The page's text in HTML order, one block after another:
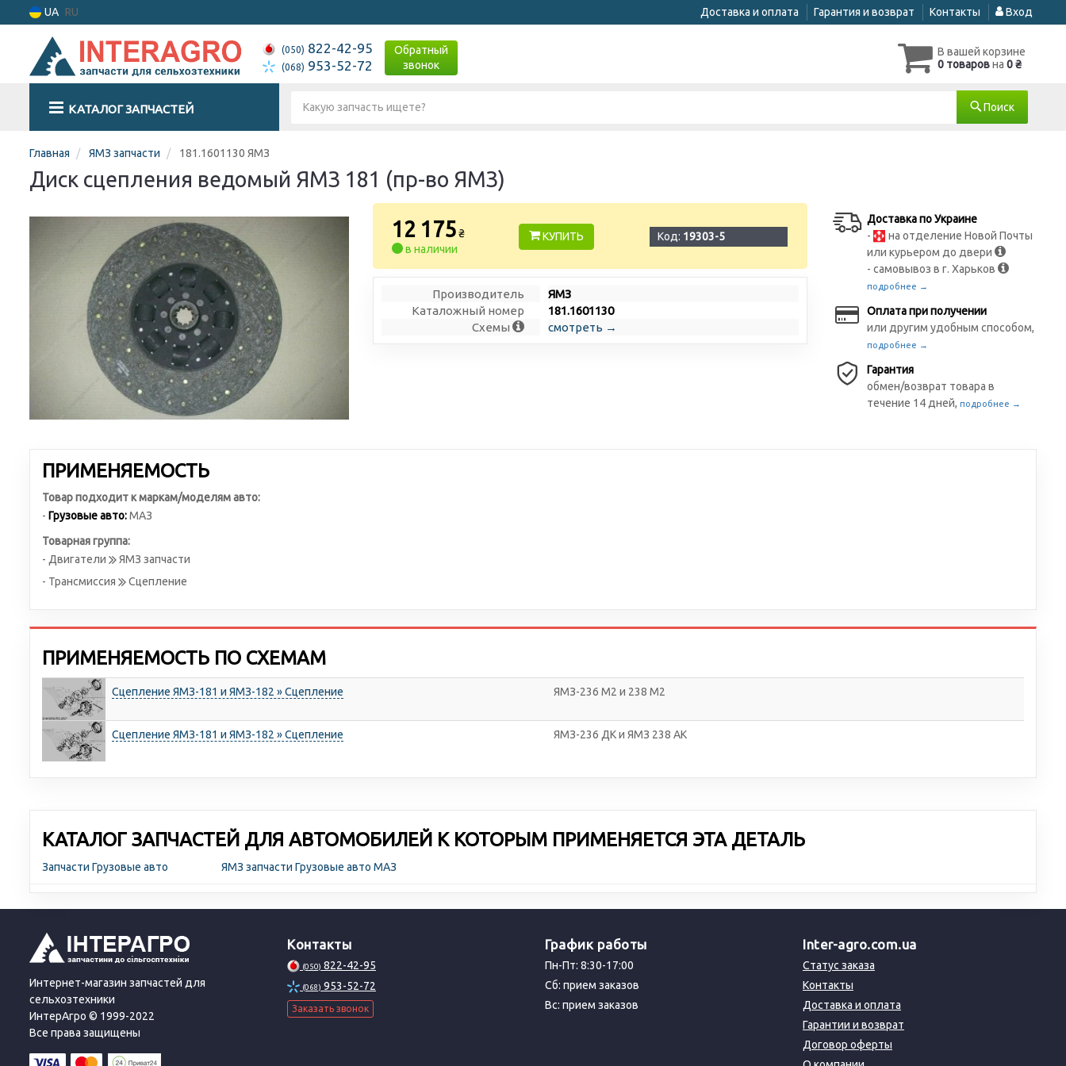
UA RU Доставка и оплата Гарантия и возврат Контакты Вход
(050) 822-42-95
(068) 953-52-72
Обратный
звонок
В вашей корзине
0 товаровна 0 ₴
КАТАЛОГ ЗАПЧАСТЕЙ Поиск
Главная ЯМЗ запчасти 181.1601130 ЯМЗ
Диск сцепления ведомый ЯМЗ 181 (пр-во ЯМЗ)
12 175 ₴
в наличии
КУПИТЬ Код: 19303-5
Производитель
ЯМЗ
Каталожный номер
181.1601130
Схемы
смотреть →
Доставка по Украине
-
на отделение Новой Почты
или курьером до двери
- самовывоз в г. Харьков
подробнее →
Оплата при получении
или другим удобным способом,
подробнее →
Гарантия
обмен/возврат товара в
течение 14 дней,подробнее →
ПРИМЕНЯЕМОСТЬ
Товар подходит к маркам/моделям авто:
- Грузовые авто:МАЗ
Товарная группа:
- Двигатели
ЯМЗ запчасти
- Трансмиссия
Сцепление
ПРИМЕНЯЕМОСТЬ ПО СХЕМАМ
Сцепление ЯМЗ-181 и ЯМЗ-182 » Сцепление ЯМЗ-236 М2 и 238 М2
Сцепление ЯМЗ-181 и ЯМЗ-182 » Сцепление ЯМЗ-236 ДК и ЯМЗ 238 АК
КАТАЛОГ ЗАПЧАСТЕЙ ДЛЯ АВТОМОБИЛЕЙ К КОТОРЫМ ПРИМЕНЯЕТСЯ ЭТА ДЕТАЛЬ
Запчасти Грузовые авто ЯМЗ запчасти Грузовые авто МАЗ
Интернет-магазин запчастей для
сельхозтехники
ИнтерАгро © 1999-2022
Все права защищены
Контакты
(050) 822-42-95
(068) 953-52-72
Заказать звонок
График работы
Пн-Пт: 8:30-17:00
Сб: прием заказов
Вс: прием заказов
Inter-agro.com.ua
Статус заказа
Контакты
Доставка и оплата
Гарантии и возврат
Договор оферты